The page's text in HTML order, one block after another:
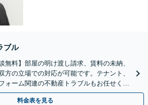
ブル
無料】部屋の明け渡し請求、賃料の未納、
方の立場での対応が可能です。テナント、
ォーム関連の不動産トラブルもお任せくだ
料金表を見る